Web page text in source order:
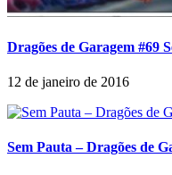
Dragões de Garagem #69
12 de janeiro de 2016
Sem Pauta – Dragões de